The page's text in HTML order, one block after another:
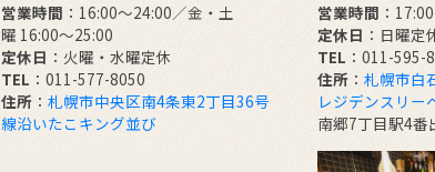
営業時間 ：16:00～24:00／金・土
曜 16:00～25:00
定休日 ：火曜・水曜定休
TEL ：011-577-8050
住所 ： 札幌市中央区南4条東2丁目36号
線沿いたこキング並び
営業時間 ：
定休日 ：日曜定
TEL ：011-595-
住所 ： 札幌市白
レジデンスリー
南郷7丁目駅4番